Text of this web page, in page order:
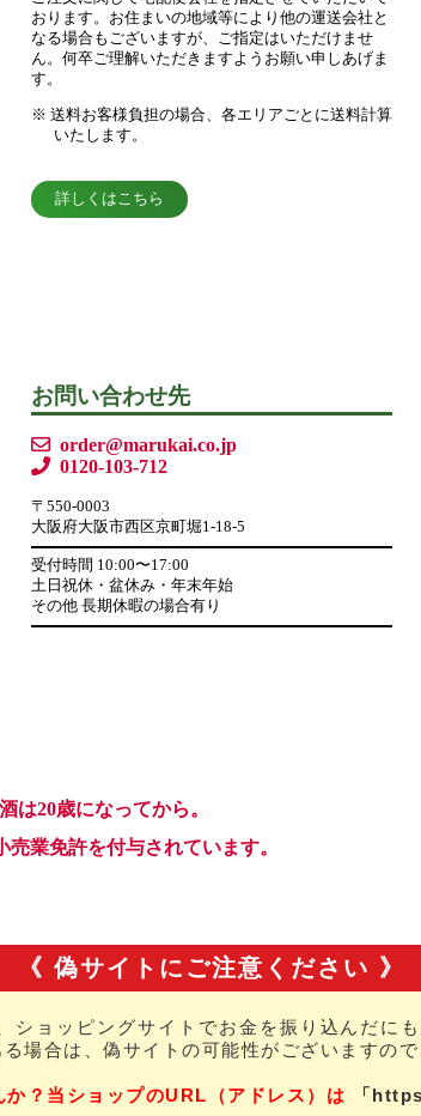
《 偽サイトにご注意ください 》
ショッピングサイトでお金を振り込んだに
場合は、偽サイトの可能性がございますの
？当ショップのURL（アドレス）は 「